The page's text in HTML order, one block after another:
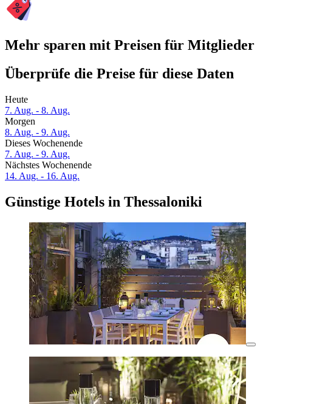
Mehr sparen mit Preisen für Mitglieder
Überprüfe die Preise für diese Daten
Heute
7. Aug. - 8. Aug.
Morgen
8. Aug. - 9. Aug.
Dieses Wochenende
7. Aug. - 9. Aug.
Nächstes Wochenende
14. Aug. - 16. Aug.
Günstige Hotels in Thessaloniki